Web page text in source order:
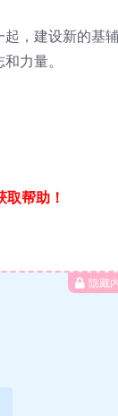
，建设新的基
力量。
帮助！
隐藏